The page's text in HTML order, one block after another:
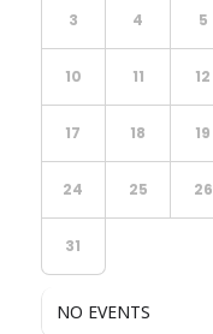
3 4 5
10 11 12
17 18 19
24 25 26
31
NO EVENTS